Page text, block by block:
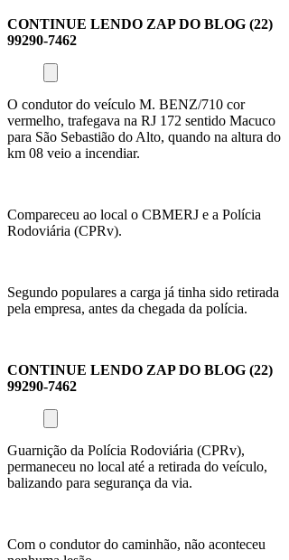
CONTINUE LENDO ZAP DO BLOG (22)
99290-7462
O condutor do veículo M. BENZ/710 cor
vermelho, trafegava na RJ 172 sentido Macuco
para São Sebastião do Alto, quando na altura do
km 08 veio a incendiar.
Compareceu ao local o CBMERJ e a Polícia
Rodoviária (CPRv).
Segundo populares a carga já tinha sido retirada
pela empresa, antes da chegada da polícia.
CONTINUE LENDO ZAP DO BLOG (22)
99290-7462
Guarnição da Polícia Rodoviária (CPRv),
permaneceu no local até a retirada do veículo,
balizando para segurança da via.
Com o condutor do caminhão, não aconteceu